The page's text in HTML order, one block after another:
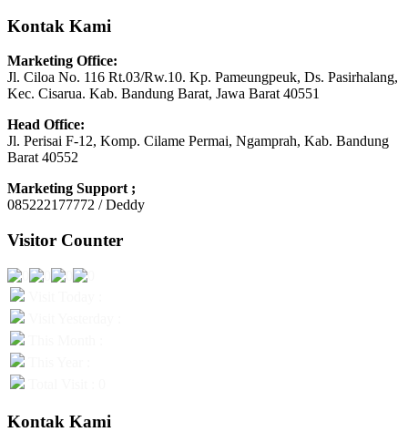
Kontak Kami
Marketing Office:
Jl. Ciloa No. 116 Rt.03/Rw.10. Kp. Pameungpeuk, Ds. Pasirhalang,
Kec. Cisarua. Kab. Bandung Barat, Jawa Barat 40551
Head Office:
Jl. Perisai F-12, Komp. Cilame Permai, Ngamprah, Kab. Bandung
Barat 40552
Marketing Support ;
085222177772 / Deddy
Visitor Counter
Kontak Kami